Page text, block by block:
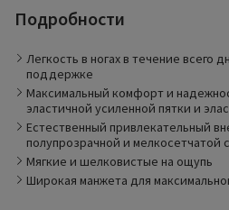
Подробности
Легкость в ногах в течение всего
поддержке
Максимальный комфорт и
эластичной усиленной пятки и
Естественный привлекательный
полупрозрачной и мелкосетчатой
Мягкие и шелковистые на ощупь
Широкая манжета для
компании SIGVARIS. Эффективная
поддерживает возврат крови к
легкость и меньшую нагрузку на
внешний вид и широкий выбор
компрессионной продукции
изысканность вашей внешности.
усиленная пятка и носок
при ношении и увеличивают